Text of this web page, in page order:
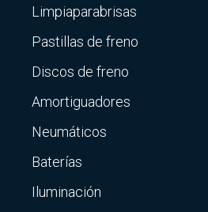
Limpiaparabrisas
Pastillas de freno
Discos de freno
Amortiguadores
Neumáticos
Baterías
Iluminación